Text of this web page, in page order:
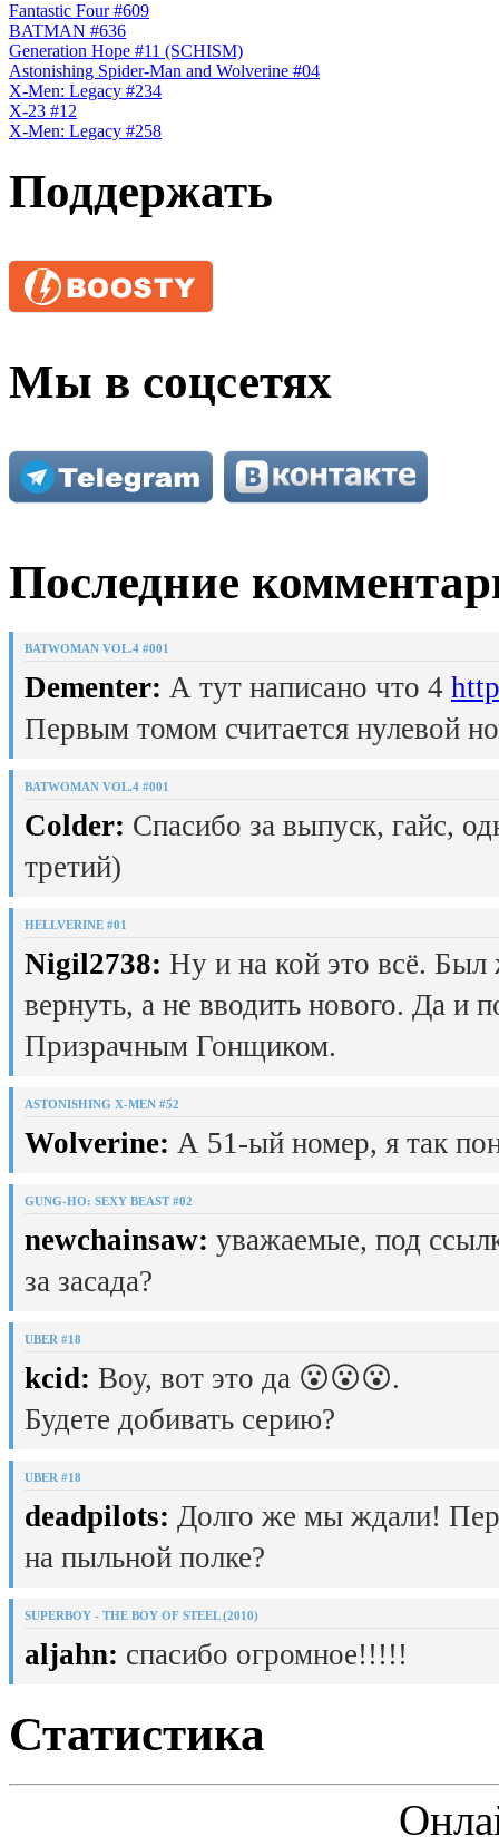
Fantastic Four #609
BATMAN #636
Generation Hope #11 (SCHISM)
Astonishing Spider-Man and Wolverine #04
X-Men: Legacy #234
X-23 #12
X-Men: Legacy #258
Поддержать
Мы в соцсетях
Последние
BATWOMAN VOL.4 #001
Dementer: А тут написано что 4
Первым томом считается нулевой
BATWOMAN VOL.4 #001
Colder: Спасибо за выпуск, гайс,
третий)
HELLVERINE #01
Nigil2738: Ну и на кой это всё.
вернуть, а не вводить нового. Да и
Призрачным Гонщиком.
ASTONISHING X-MEN #52
Wolverine: А 51-ый номер, я так
GUNG-HO: SEXY BEAST #02
newchainsaw: уважаемые, под
за засада?
UBER #18
kcid: Воу, вот это да 😮😮😮.
Будете добивать серию?
UBER #18
deadpilots: Долго же мы ждали!
на пыльной полке?
SUPERBOY - THE BOY OF STEEL (2010)
aljahn: спасибо огромное!!!!!
Статистика